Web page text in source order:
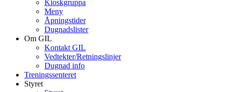
Kioskgruppa
Meny
Åpningstider
Dugnadslister
Om GIL
Kontakt GIL
Vedtekter/Retningslinjer
Dugnad info
Treningssenteret
Styret